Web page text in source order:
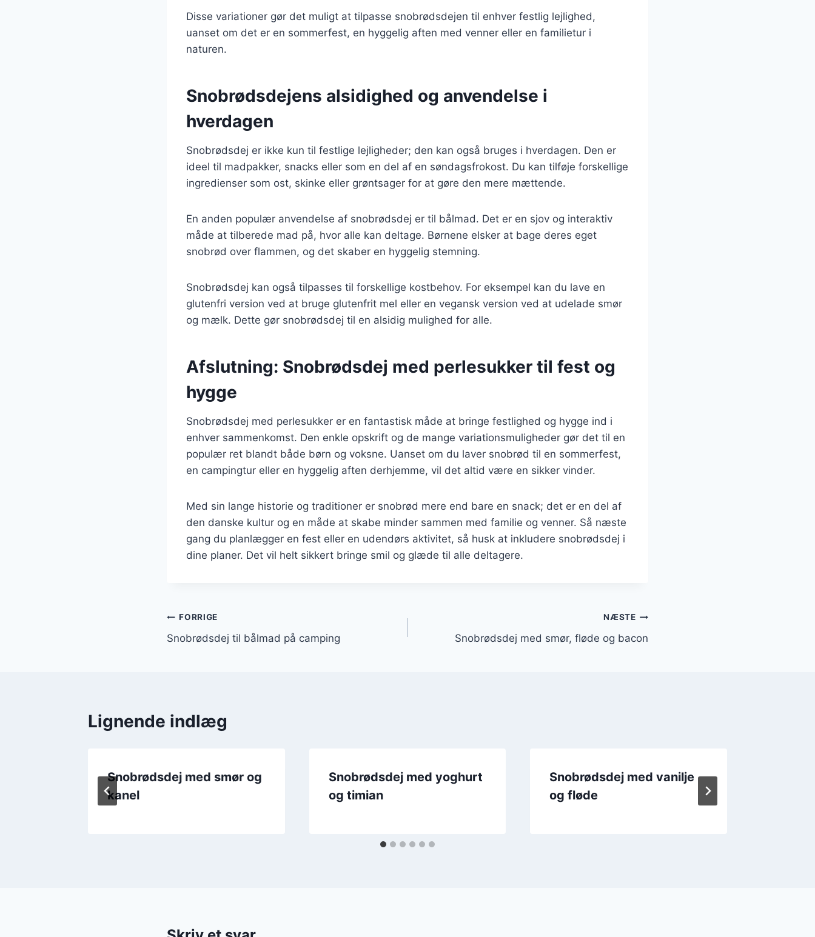
Disse variationer gør det muligt at tilpasse snobrødsdejen til enhver festlig lejlighed,
uanset om det er en sommerfest, en hyggelig aften med venner eller en familietur i
naturen.
Snobrødsdejens alsidighed og anvendelse i
hverdagen
Snobrødsdej er ikke kun til festlige lejligheder; den kan også bruges i hverdagen. Den er
ideel til madpakker, snacks eller som en del af en søndagsfrokost. Du kan tilføje forskellige
ingredienser som ost, skinke eller grøntsager for at gøre den mere mættende.
En anden populær anvendelse af snobrødsdej er til bålmad. Det er en sjov og interaktiv
måde at tilberede mad på, hvor alle kan deltage. Børnene elsker at bage deres eget
snobrød over flammen, og det skaber en hyggelig stemning.
Snobrødsdej kan også tilpasses til forskellige kostbehov. For eksempel kan du lave en
glutenfri version ved at bruge glutenfrit mel eller en vegansk version ved at udelade smør
og mælk. Dette gør snobrødsdej til en alsidig mulighed for alle.
Afslutning: Snobrødsdej med perlesukker til fest og
hygge
Snobrødsdej med perlesukker er en fantastisk måde at bringe festlighed og hygge ind i
enhver sammenkomst. Den enkle opskrift og de mange variationsmuligheder gør det til en
populær ret blandt både børn og voksne. Uanset om du laver snobrød til en sommerfest,
en campingtur eller en hyggelig aften derhjemme, vil det altid være en sikker vinder.
Med sin lange historie og traditioner er snobrød mere end bare en snack; det er en del af
den danske kultur og en måde at skabe minder sammen med familie og venner. Så næste
gang du planlægger en fest eller en udendørs aktivitet, så husk at inkludere snobrødsdej i
dine planer. Det vil helt sikkert bringe smil og glæde til alle deltagere.
Indlægsnavigation
FORRIGE
Snobrødsdej til bålmad på camping
NÆSTE
Snobrødsdej med smør, fløde og bacon
Lignende indlæg
Snobrødsdej med smør og
kanel
Snobrødsdej med yoghurt
og timian
Snobrødsdej med vanilje
og fløde